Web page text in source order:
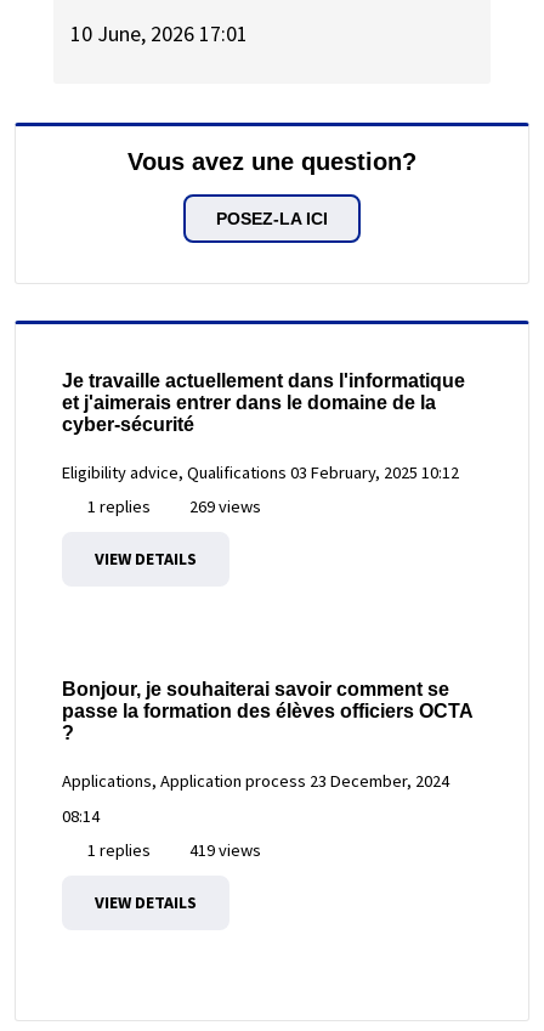
10 June, 2026 17:01
Vous avez une question?
POSEZ-LA ICI
Je travaille actuellement dans l'informatique
et j'aimerais entrer dans le domaine de la
cyber-sécurité
Eligibility advice, Qualifications 03 February, 2025 10:12
1 replies
269 views
VIEW DETAILS
Bonjour, je souhaiterai savoir comment se
passe la formation des élèves officiers OCTA
?
Applications, Application process 23 December, 2024
08:14
1 replies
419 views
VIEW DETAILS